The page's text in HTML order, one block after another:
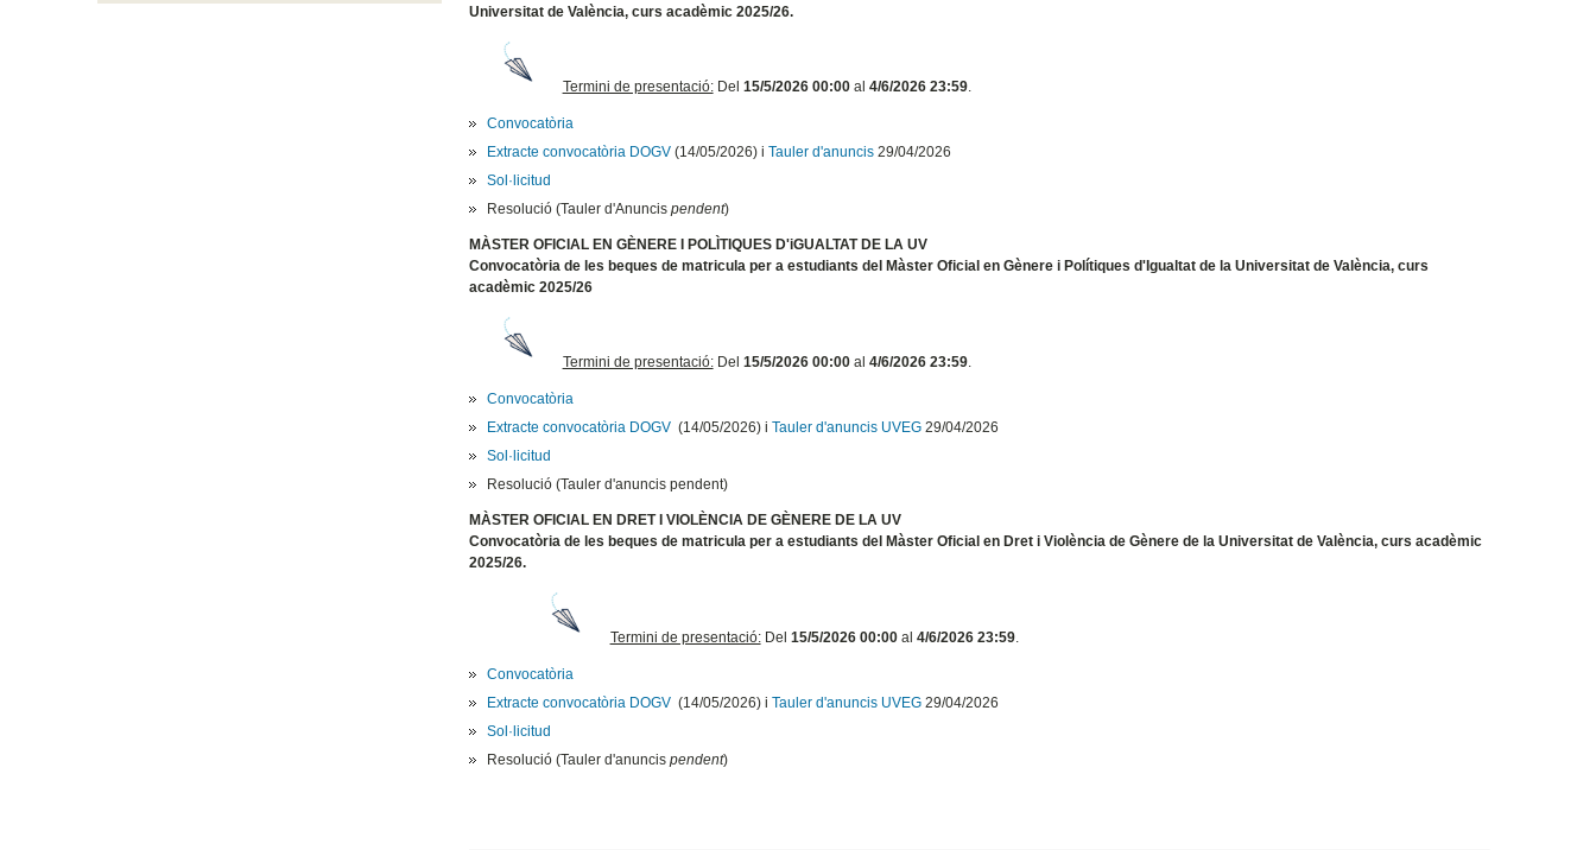
Universitat de València, curs acadèmic 2025/26.
Termini de presentació:Del 15/5/2026 00:00 al 4/6/2026 23:59.
Convocatòria
Extracte convocatòria DOGV(14/05/2026) i Tauler d'anuncis29/04/2026
Sol·licitud
Resolució (Tauler d'Anuncis pendent)
MÀSTER OFICIAL EN GÈNERE I POLÌTIQUES D'iGUALTAT DE LA UV
Convocatòria de les beques de matricula per a estudiants del Màster Oficial en Gènere i Polítiques d'Igualtat de la Universitat de València, curs
acadèmic 2025/26
Termini de presentació:Del 15/5/2026 00:00 al 4/6/2026 23:59.
Convocatòria
Extracte convocatòria DOGV(14/05/2026) i Tauler d'anuncis UVEG29/04/2026
Sol·licitud
Resolució (Tauler d'anuncis pendent)
MÀSTER OFICIAL EN DRET I VIOLÈNCIA DE GÈNERE DE LA UV
Convocatòria de les beques de matricula per a estudiants del Màster Oficial en Dret i Violència de Gènere de la Universitat de València, curs acadèmic
2025/26.
Termini de presentació:Del 15/5/2026 00:00 al 4/6/2026 23:59.
Convocatòria
Extracte convocatòria DOGV(14/05/2026) i Tauler d'anuncis UVEG29/04/2026
Sol·licitud
Resolució (Tauler d'anuncis pendent)